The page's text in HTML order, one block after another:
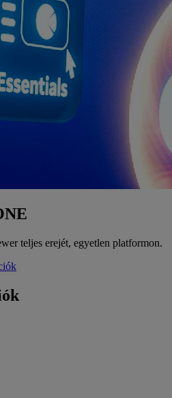
teljes erejét, egyetlen platformon.